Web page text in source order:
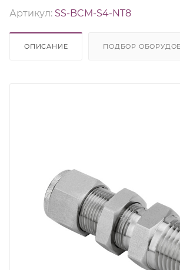
Артикул: SS-BCM-S4-NT8
ОПИСАНИЕ ПОДБОР